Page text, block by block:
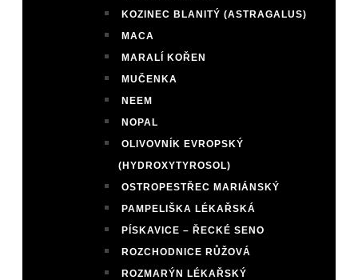
KOZINEC BLANITÝ (ASTRAGALUS)
MACA
MARALÍ KOŘEN
MUČENKA
NEEM
NOPAL
OLIVOVNÍK EVROPSKÝ
(HYDROXYTYROSOL)
OSTROPESTŘEC MARIÁNSKÝ
PAMPELIŠKA LÉKAŘSKÁ
PÍSKAVICE – ŘECKÉ SENO
ROZCHODNICE RŮŽOVÁ
ROZMARÝN LÉKAŘSKÝ